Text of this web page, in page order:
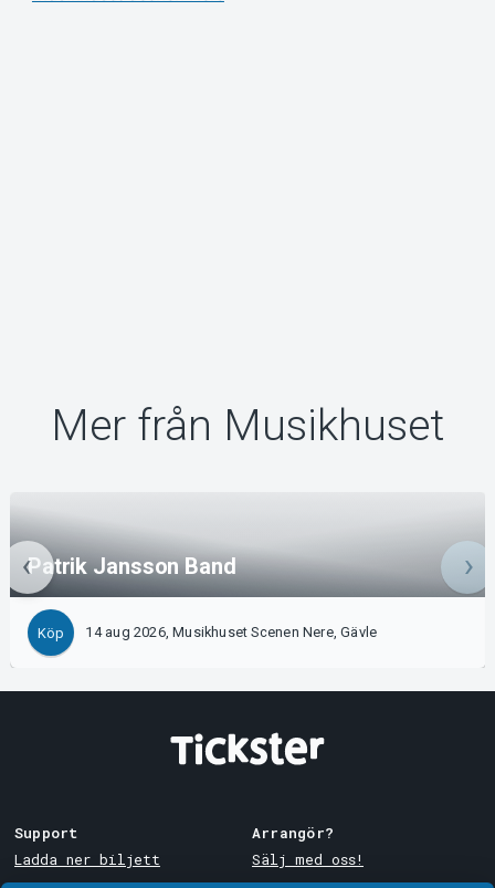
Mer från Musikhuset
Patrik Jansson Band
Köp 14 aug 2026, Musikhuset Scenen Nere, Gävle
Support
Ladda ner biljett
Arrangör?
Sälj med oss!